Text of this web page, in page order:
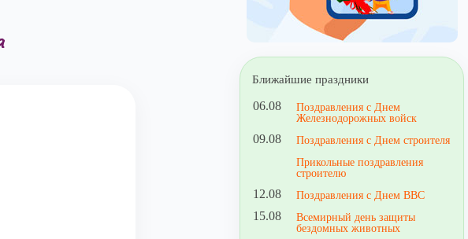
Ближайшие праздники
06.08
Поздравления с Днем
Железнодорожных войск
09.08
Поздравления с Днем строителя
Прикольные поздравления
строителю
12.08 Поздравления с Днем ВВС
15.08
Всемирный день защиты
бездомных животных